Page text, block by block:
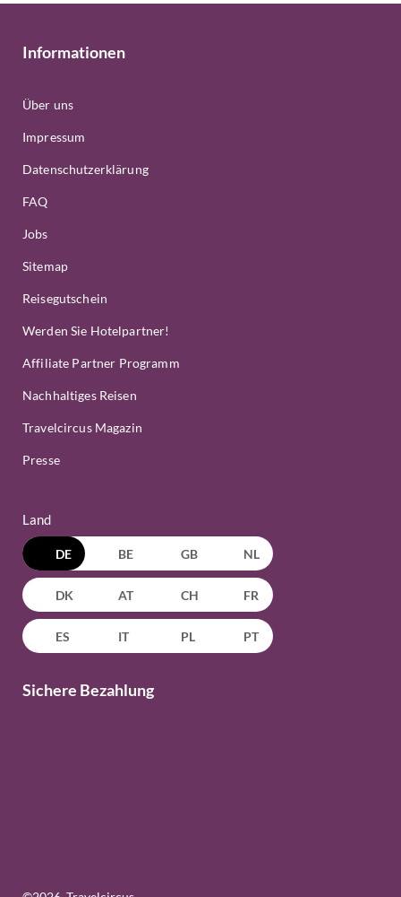
Informationen
Über uns
Impressum
Datenschutzerklärung
FAQ
Jobs
Sitemap
Reisegutschein
Werden Sie Hotelpartner!
Affiliate Partner Programm
Nachhaltiges Reisen
Travelcircus Magazin
Presse
Land
DE BE GB NL
DK AT CH FR
ES IT PL PT
Sichere Bezahlung